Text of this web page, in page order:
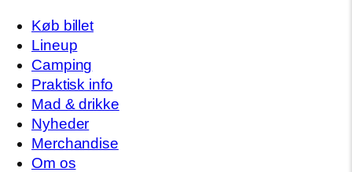
Køb billet
Lineup
Camping
Praktisk info
Mad & drikke
Nyheder
Merchandise
Om os